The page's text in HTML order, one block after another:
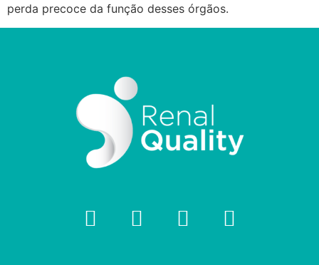
perda precoce da função desses órgãos.